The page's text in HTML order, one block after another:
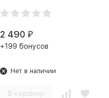
2 490 ₽
+199 бонусов
Нет в наличии
В корзину